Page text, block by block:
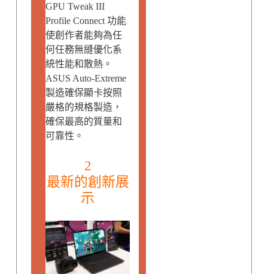
GPU Tweak III
Profile Connect 功能
使創作者能夠為任
何任務無縫優化系
統性能和散熱。
ASUS Auto-Extreme
製造確保顯卡按照
嚴格的規格製造，
確保最高的質量和
可靠性。
2
最新的創新展
示